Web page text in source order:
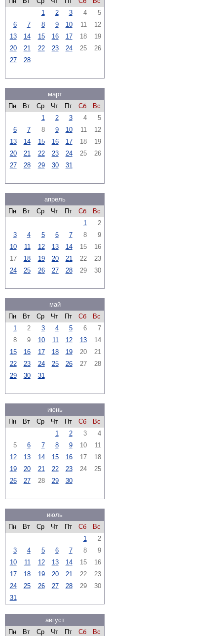
1
2 3 4
5
6
7 8 9 10 11
12
13
14 15 16 17 18
19
20
21 22 23 24 25
26
27
28
март
Пн
Вт Ср Чт Пт Сб
Вс
1
2 3 4
5
6
7 8 9 10 11
12
13
14 15 16 17 18
19
20
21 22 23 24 25
26
27
28 29 30 31
апрель
Пн
Вт Ср Чт Пт Сб
Вс
1
2
3
4 5 6 7 8
9
10
11 12 13 14 15
16
17
18 19 20 21 22
23
24
25 26 27 28 29 30
май
Пн
Вт Ср Чт Пт Сб
Вс
1
2 3 4 5 6
7
8
9 10 11 12 13
14
15
16 17 18 19 20
21
22
23 24 25 26 27
28
29
30 31
июнь
Пн
Вт Ср Чт Пт Сб
Вс
1
2 3
4
5
6 7 8 9 10
11
12
13 14 15 16 17
18
19
20 21 22 23 24
25
26
27 28 29 30
июль
Пн
Вт Ср Чт Пт Сб
Вс
1
2
3
4 5 6 7 8
9
10
11 12 13 14 15
16
17
18 19 20 21 22
23
24
25 26 27 28 29
30
31
август
Пн
Вт Ср Чт Пт Сб
Вс